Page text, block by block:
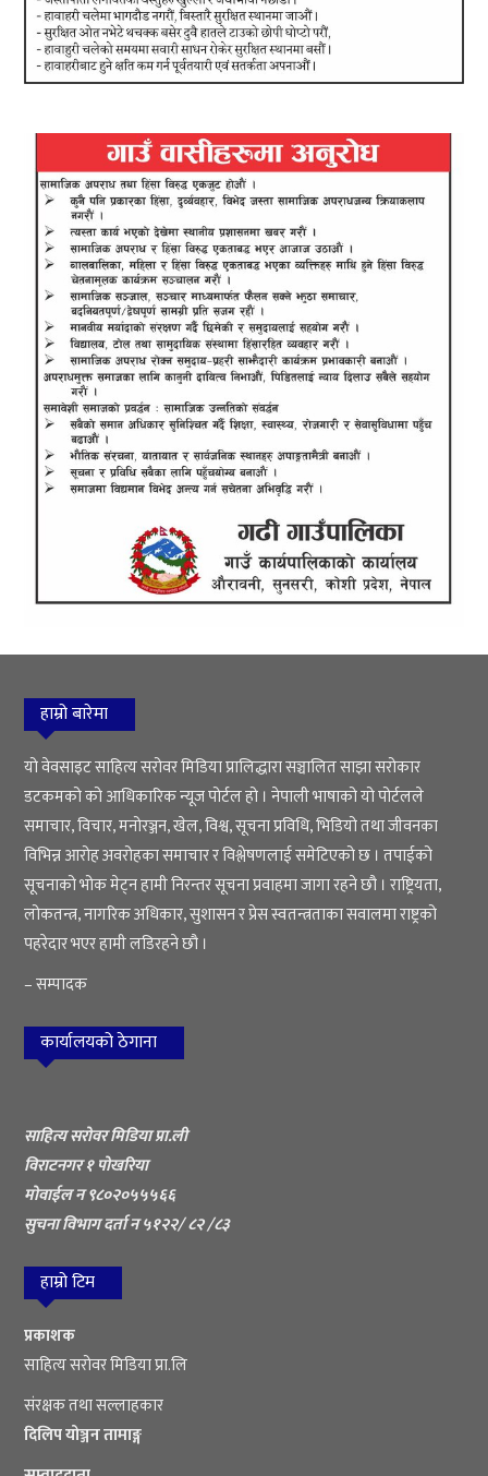
हाम्रो बारेमा
यो वेवसाइट साहित्य सरोवर मिडिया प्रालिद्धारा सञ्चालित साझा सरोकार
डटकमको को आधिकारिक न्यूज पोर्टल हो । नेपाली भाषाको यो पोर्टलले
समाचार, विचार, मनोरञ्जन, खेल, विश्व, सूचना प्रविधि, भिडियो तथा जीवनका
विभिन्न आरोह अवरोहका समाचार र विश्लेषणलाई समेटिएको छ । तपाईको
सूचनाको भोक मेट्न हामी निरन्तर सूचना प्रवाहमा जागा रहने छौ । राष्ट्रियता,
लोकतन्त्र, नागरिक अधिकार, सुशासन र प्रेस स्वतन्त्रताका सवालमा राष्ट्रको
पहरेदार भएर हामी लडिरहने छौ ।
– सम्पादक
कार्यालयको ठेगाना
साहित्य सरोवर मिडिया प्रा.ली
विराटनगर १ पोखरिया
मोवाईल न ९८०२०५५५६६
सुचना विभाग दर्ता न ५१२२/ ८२ /८३
हाम्रो टिम
प्रकाशक
साहित्य सरोवर मिडिया प्रा.लि
संरक्षक तथा सल्लाहकार
दिलिप योञ्जन तामाङ्ग